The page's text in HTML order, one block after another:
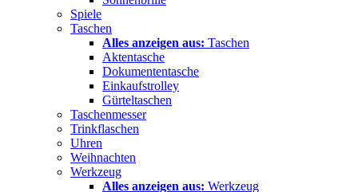
Spiele
Taschen
Alles anzeigen aus: Taschen
Aktentasche
Dokumententasche
Einkaufstrolley
Gürteltaschen
Taschenmesser
Trinkflaschen
Uhren
Weihnachten
Werkzeug
Alles anzeigen aus: Werkzeug